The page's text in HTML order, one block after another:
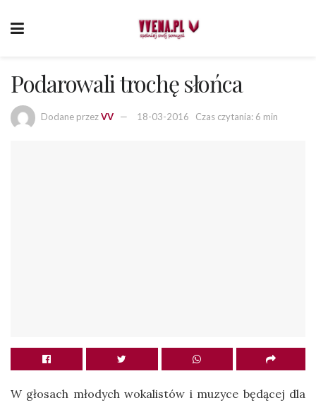
Podarowali trochę słońca
Dodane przezVV 18-03-2016 Czas czytania: 6 min
W głosach młodych wokalistów i muzyce będącej dla